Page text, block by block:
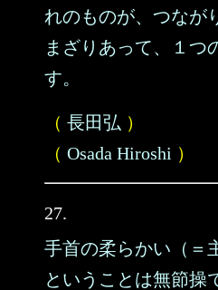
れのものが、つなが
まざりあって、１つ
す。
（ 長田弘 ）
（ Osada Hiroshi ）
27.
手首の柔らかい（＝
ということは無節操